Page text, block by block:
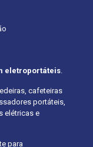
eletroportáteis.
cafeteiras
portáteis,
elétricas e
para